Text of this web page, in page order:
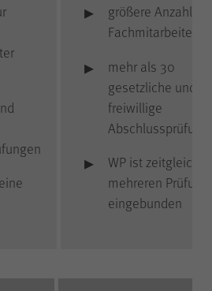
größere Anzahl an
Fachmitarbeitern
mehr als 30
gesetzliche und
freiwillige
WP ist zeitgleich in
mehreren
eingebunden
Falls Sie auf der Seite
„Datenschutz“ unter „Matomo
(Besuchsstatistiken)“ der
anonymisierten Datenerhebung
ohne Cookies widersprechen,
muss dieser Cookie gesetzt